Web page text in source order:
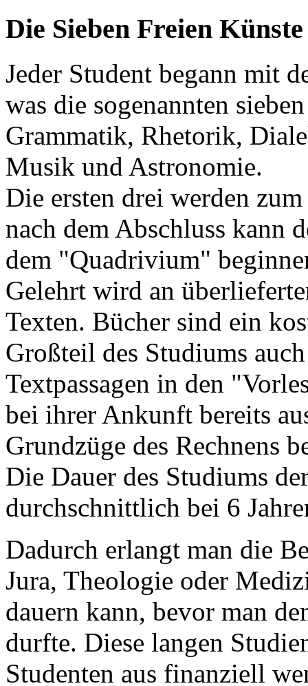
Die Sieben Freien Künste
Jeder Student begann mit
was die sogenannten
Grammatik, Rhetorik,
Musik und Astronomie.
Die ersten drei werden
nach dem Abschluss kann
dem "Quadrivium"
Gelehrt wird an
Texten. Bücher sind ein
Großteil des Studiums
Textpassagen in den
bei ihrer Ankunft bereits
Grundzüge des Rechnens
Die Dauer des Studiums
durchschnittlich bei 6
Dadurch erlangt man die
Jura, Theologie oder
dauern kann, bevor man
durfte. Diese langen
Studenten aus finanziell